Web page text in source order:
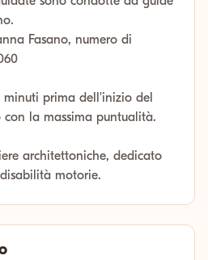
Fasano, numero di
minuti prima dell'inizio del
la massima puntualità.
architettoniche, dedicato
motorie.